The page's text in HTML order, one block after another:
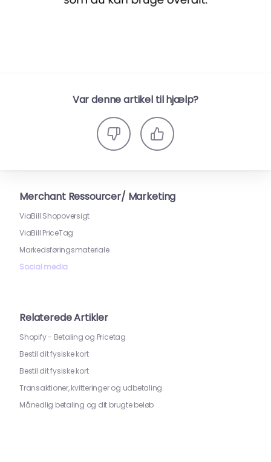
Var denne artikel til hjælp?
Merchant Ressourcer/ Marketing
ViaBill Shopoversigt
ViaBill PriceTag
Markedsføringsmateriale
Social media
Relaterede Artikler
Shopify - Betaling og Pricetag
Bestil dit fysiske kort
Bestil dit fysiske kort
Transaktioner, kvitteringer og udbetaling
Månedlig betaling og dit brugte beløb